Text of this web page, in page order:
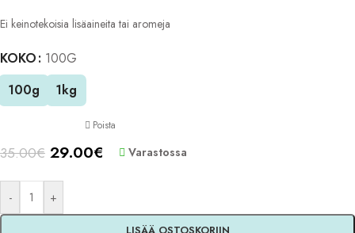
Ei keinotekoisia lisäaineita tai aromeja
KOKO 100G
100g
1kg
Poista
35.00€ 29.00€ Varastossa
- +
Alternative: